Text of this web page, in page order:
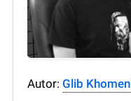
Autor: Glib